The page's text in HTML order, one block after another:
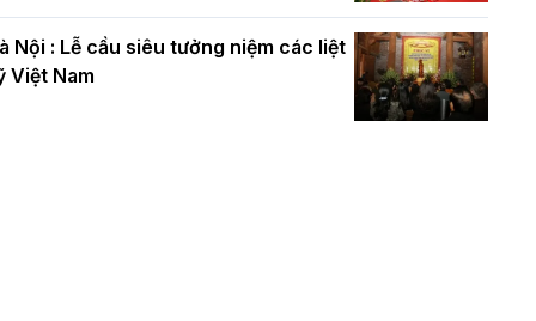
Nội : Lễ cầu siêu tưởng niệm các liệt
Việt Nam